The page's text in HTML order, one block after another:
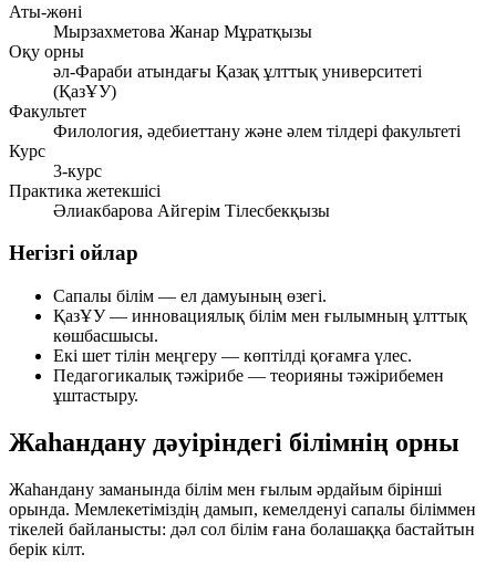
Аты-жөні
Мырзахметова Жанар Мұратқызы
Оқу орны
әл-Фараби атындағы Қазақ ұлттық университеті
(ҚазҰУ)
Факультет
Филология, әдебиеттану және әлем тілдері факультеті
Курс
3-курс
Практика жетекшісі
Әлиакбарова Айгерім Тілесбекқызы
Негізгі ойлар
Сапалы білім — ел дамуының өзегі.
ҚазҰУ — инновациялық білім мен ғылымның ұлттық
көшбасшысы.
Екі шет тілін меңгеру — көптілді қоғамға үлес.
Педагогикалық тәжірибе — теорияны тәжірибемен
ұштастыру.
Жаһандану дәуіріндегі білімнің орны
Жаһандану заманында білім мен ғылым әрдайым бірінші
орында. Мемлекетіміздің дамып, кемелденуі сапалы біліммен
тікелей байланысты: дәл сол білім ғана болашаққа бастайтын
берік кілт.